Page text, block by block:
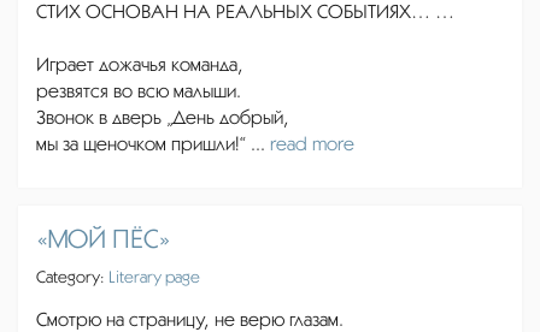
СТИХ ОСНОВАН НА РЕАЛЬНЫХ СОБЫТИЯХ… …
Играет дожачья команда,
резвятся во всю малыши.
Звонок в дверь „День добрый,
мы за щеночком пришли!“ ... read more
«МОЙ ПЁС»
Category: Literary page
Смотрю на страницу, не верю глазам.